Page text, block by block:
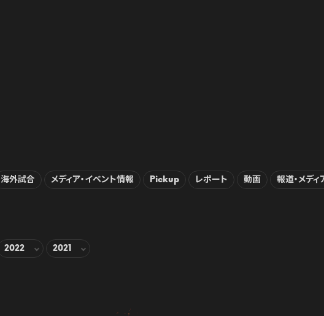
海外試合 メディア・イベント情報 Pickup レポート 動画 報道・メディ
2022 2021